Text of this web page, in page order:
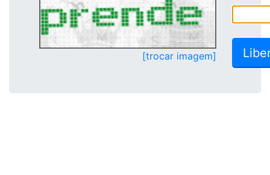
[trocar imagem]